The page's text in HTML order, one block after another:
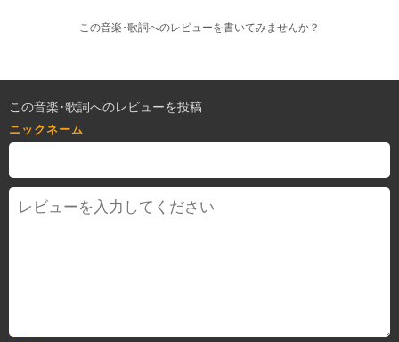
この音楽･歌詞へのレビューを書いてみませんか？
この音楽･歌詞へのレビューを投稿
ニックネーム